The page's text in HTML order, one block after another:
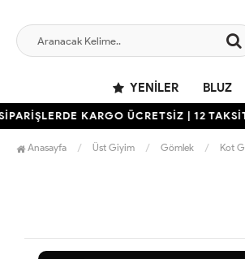
YENILER BLUZ
KARGO ÜCRETSİZ | 12 TAKSİT
Anasayfa Üst Giyim Gömlek Kot